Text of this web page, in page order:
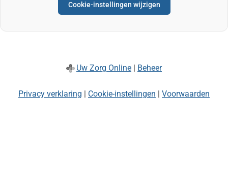
Cookie-instellingen wijzigen
Uw Zorg Online | Beheer
Privacy verklaring | Cookie-instellingen | Voorwaarden